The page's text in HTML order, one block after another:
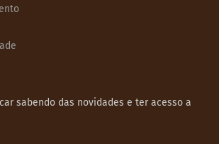
sabendo das novidades e ter acesso a